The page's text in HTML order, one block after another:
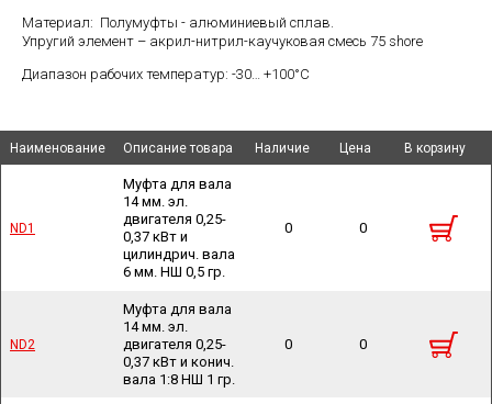
Материал: Полумуфты - алюминиевый сплав.
Упругий элемент – акрил-нитрил-каучуковая смесь 75 shore
Диапазон рабочих температур: -30… +100°С
Наименование Описание товара Наличие Цена В корзину
ND1
Муфта для вала
14 мм. эл.
двигателя 0,25-
0,37 кВт и
цилиндрич. вала
6 мм. НШ 0,5 гр.
0 0
ND2
Муфта для вала
14 мм. эл.
двигателя 0,25-
0,37 кВт и конич.
вала 1:8 НШ 1 гр.
0 0
Наименование
ND1
ND2
Наименование
Наименование Описание товара Наличие Цена В корзину